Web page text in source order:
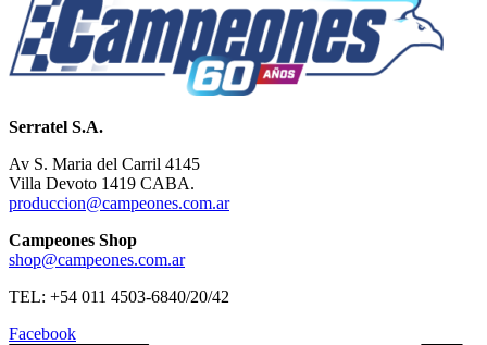
Serratel S.A.
Av S. Maria del Carril 4145
Villa Devoto 1419 CABA.
produccion@campeones.com.ar
Campeones Shop
shop@campeones.com.ar
TEL: +54 011 4503-6840/20/42
Facebook